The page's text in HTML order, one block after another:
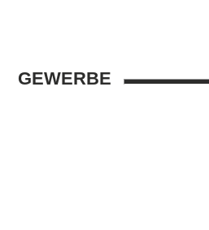
GEWERBE